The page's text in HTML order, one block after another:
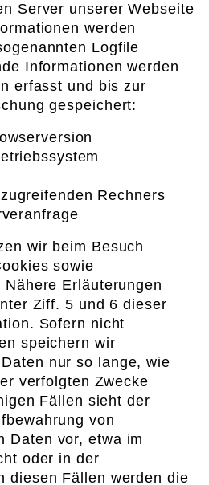
Server unserer Webseite
werden
Logfile
Informationen werden
erfasst und bis zur
gespeichert:
Rechners
wir beim Besuch
sowie
Erläuterungen
Ziff. 5 und 6 dieser
Sofern nicht
speichern wir
nur so lange, wie
verfolgten Zwecke
Fällen sieht der
von
Daten vor, etwa im
oder in der
diesen Fällen werden die